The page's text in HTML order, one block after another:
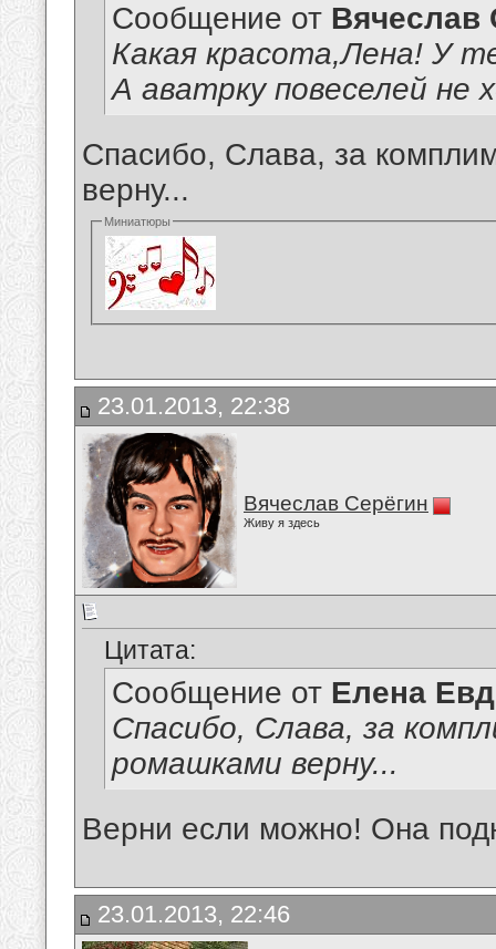
Сообщение от Вячеслав
Какая красота,Лена! У
А аватрку повеселей не
Спасибо, Слава, за
верну...
Миниатюры
23.01.2013, 22:38
Вячеслав Серёгин
Живу я здесь
Цитата:
Сообщение от Елена
Спасибо, Слава, за
ромашками верну...
Верни если можно! Она
23.01.2013, 22:46